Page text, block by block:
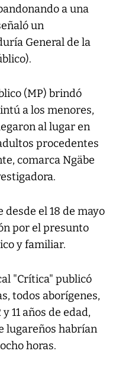
a una
un
General de la
(MP) brindó
a los menores,
al lugar en
procedentes
comarca Ngäbe
desde el 18 de mayo
por el presunto
y familiar.
"Crítica" publicó
todos aborígenes,
11 años de edad,
lugareños habrían
horas.